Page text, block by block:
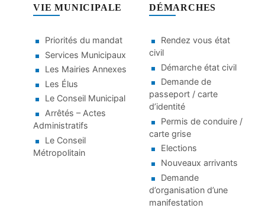
VIE MUNICIPALE
Priorités du mandat
Services Municipaux
Les Mairies Annexes
Les Élus
Le Conseil Municipal
Arrêtés – Actes
Administratifs
Le Conseil
Métropolitain
DÉMARCHES
Rendez vous état
civil
Démarche état civil
Demande de
passeport / carte
d’identité
Permis de conduire /
carte grise
Elections
Nouveaux arrivants
Demande
d’organisation d’une
manifestation